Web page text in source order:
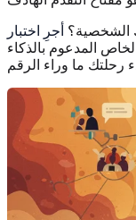
الشخصية؟
المدعوم بالذكاء